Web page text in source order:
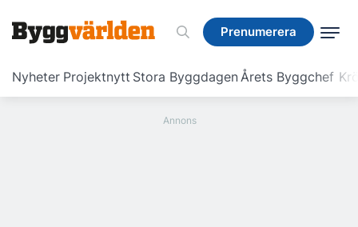
Prenumerera
Nyheter Projektnytt Stora ByggdagenÅrets Byggchef
Prenumerera